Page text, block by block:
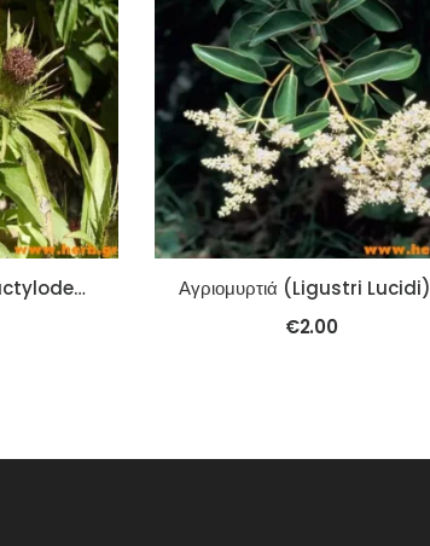
Ατρακτυλώδες (Atractylodes Macr.) (Bai Zhu) 100γρ.
€2.00